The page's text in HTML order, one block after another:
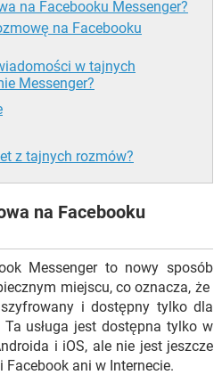
na Facebooku Messenger?
na Facebooku
w tajnych
Messenger?
z tajnych rozmów?
na Facebooku
Messenger to nowy sposób
miejscu, co oznacza, że
i dostępny tylko dla
usługa jest dostępna tylko w
i iOS, ale nie jest jeszcze
ani w Internecie.